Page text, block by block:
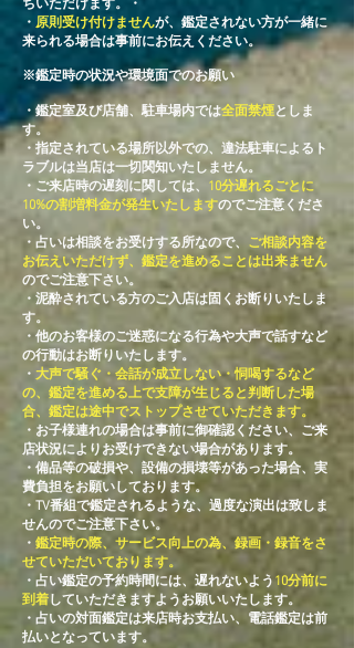
ちいただけます。・
・ 原則受け付けませんが、鑑定されない方が一緒に
来られる場合は事前にお伝えください。
※鑑定時の状況や環境面でのお願い
・鑑定室及び店舗、駐車場内では全面禁煙としま
す。
​・指定されている場所以外での、違法駐車によるト
ラブルは当店は一切関知いたしません。
・ご来店時の遅刻に関しては、 10分遅れるごとに
10%の割増料金が発生いたしますのでご注意くださ
い。
・占いは相談をお受けする所なので、 ご相談内容を
お伝えいただけず、鑑定を進めることは出来ません
のでご注意下さい。
・泥酔されている方のご入店は固くお断りいたしま
す。
・他のお客様のご迷惑になる行為や大声で話すなど
の行動はお断りいたします。​
・ 大声で騒ぐ・会話が成立しない・恫喝するなど
の、鑑定を進める上で支障が生じると判断した場
合、鑑定は途中でストップさせていただきます。
​・お子様連れの場合は事前に御確認ください、ご来
店状況によりお受けできない場合があります。
・備品等の破損や、設備の損壊等があった場合、実
費負担をお願いしております。
・TV番組で鑑定されるような、過度な演出は致しま
せんのでご注意下さい。
・ 鑑定時の際、サービス向上の為、録画・録音をさ
せていただいております。
・占い鑑定の予約時間には、遅れないよう 10分前に
到着していただきますようお願いいたします。
​・占いの対面鑑定は来店時お支払い、電話鑑定は前
払いとなっています。